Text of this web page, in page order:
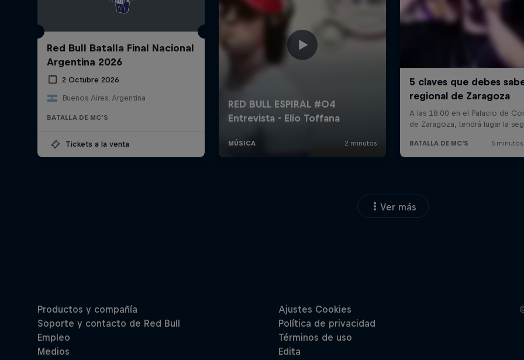
Red Bull Batalla Final Nacional
Argentina 2026
2 Octubre 2026
Buenos Aires, Argentina
BATALLA DE MC'S
Tickets a la venta
Ver más